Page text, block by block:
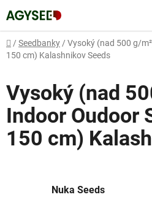
na
obsah
Domů
/ Seedbanky / Vysoký (nad 500 g/
150 cm) Kalashnikov Seeds
Vysoký (nad
Indoor Oudoor
150 cm)
Nuka Seeds